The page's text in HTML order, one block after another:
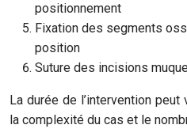
positionnement
Fixation des segments
position
Suture des incisions
La durée de l’intervention
la complexité du cas et le